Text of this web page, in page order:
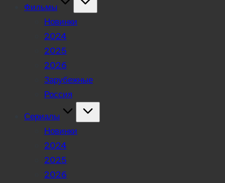
Фильмы
Новинки
2024
2025
2026
Зарубежные
Россия
Сериалы
Новинки
2024
2025
2026